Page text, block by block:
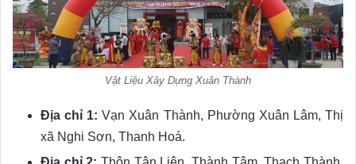
Vật Liệu Xây Dựng Xuân Thành
Địa chỉ 1:Vạn Xuân Thành, Phường Xuân Lâm, Thị
xã Nghi Sơn, Thanh Hoá.